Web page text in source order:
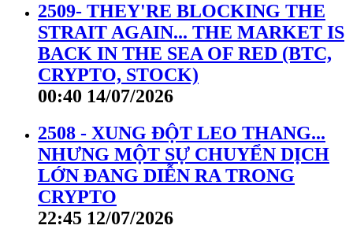
2509- THEY'RE BLOCKING THE
STRAIT AGAIN... THE MARKET IS
BACK IN THE SEA OF RED (BTC,
CRYPTO, STOCK)
00:40 14/07/2026
2508 - XUNG ĐỘT LEO THANG...
NHƯNG MỘT SỰ CHUYỂN DỊCH
LỚN ĐANG DIỄN RA TRONG
CRYPTO
22:45 12/07/2026